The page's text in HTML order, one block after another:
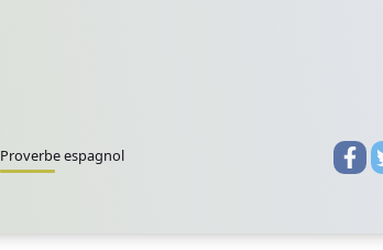
Proverbe espagnol